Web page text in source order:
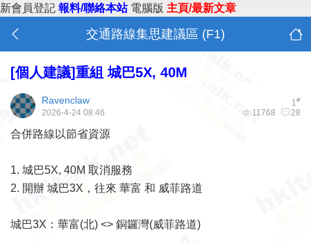
新會員登記 報料/聯絡本站 電腦版 主頁/最新文章
交通路線集思建議區 (F1)
[個人建議]重組 城巴5X, 40M
1#
Ravenclaw
11768 28
2026-4-24 08:46
合併路線以節省資源
1. 城巴5X, 40M 取消服務
2. 開辦 城巴3X，往來 華富 和 威菲路道
城巴3X：華富(北) <> 銅鑼灣(威菲路道)